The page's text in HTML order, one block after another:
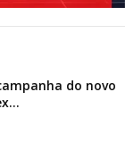
do novo